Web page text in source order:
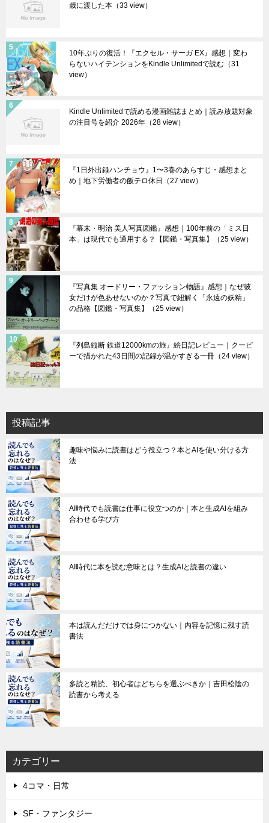
歳に渡した本 （33 view）
10年ぶりの復活！『エクセル・サーガ EX』感想｜変わ
らないハイテンションをKindle Unlimitedで読む （31
view）
Kindle Unlimitedで読める漫画雑誌まとめ｜読み放題対象
の注目号を紹介 2026年 （28 view）
『1日外出録ハンチョウ』1〜3巻のあらすじ・感想まと
め｜地下労働者の飯テロ休日
（27 view）
『幕末・明治 美人写真図鑑』感想｜100年前の「ミス日
本」は現代でも通用する？【図鑑・写真集】
（25 view）
『写真集 オードリー・ファッション物語』感想｜なぜ彼
女だけが色あせないのか？写真で紐解く「永遠の妖精」
の品格【図鑑・写真集】
（25 view）
『列島縦断 鉄道12000kmの旅』絵日記レビュー｜クーピ
ーで描かれた43日間の記録が温かすぎる一冊 （24 view）
投稿記事
趣味や悩みに読書はどう役立つ？本とAIを使い分ける方
法
AI時代でも読書は仕事に役立つのか｜本と生成AIを組み
合わせる学び方
AI時代に本を読む意味とは？生成AIと読書の違い
本は読んだだけでは身につかない｜内容を記憶に残す読
書法
多読と精読、初心者はどちらを選ぶべきか｜吉田松陰の
読書から考える
カテゴリー
4コマ・日常
SF・ファンタジー